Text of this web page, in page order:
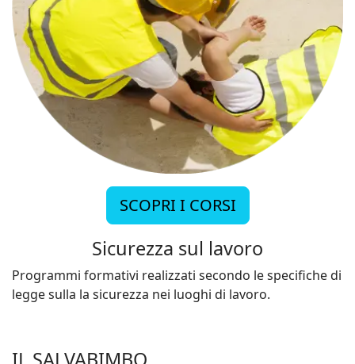
SCOPRI I CORSI
Sicurezza sul lavoro
Programmi formativi realizzati secondo le specifiche di
legge sulla la sicurezza nei luoghi di lavoro.